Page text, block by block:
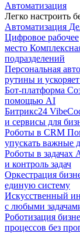
Автоматизация
Легко настроить
Автоматизация
Цифровое рабочее
место
подразделений
Персональная
рутины и
Бот-платформа
помощью AI
Битрикс24
и сервисы для
Роботы в CRM
упускать важные
Роботы в задачах
и контроль задач
Оркестрация
единую систему
Искусственный
с любыми
Роботизация
процессов без